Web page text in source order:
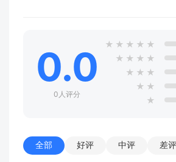
0.0
0人评分
★ ★ ★ ★ ★
★ ★ ★ ★
★ ★ ★
★ ★
★
全部 好评 中评 差评